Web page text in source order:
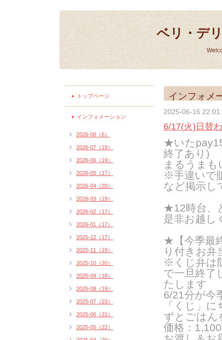
ベリ・デ
インフォメ
2025-06-16
6/17(火)日替
★いた
終了あり)
まるうまも
※手違いで
など掲示し
★12時台、
是非お越し
★【今季最
り付きお弁
※くじ弁は
で一旦終了
たします
6/21分が今
「くじ」
ずとごはん
価格：
トップページ
インフォメーション
2026-08（6）
2026-07（19）
2026-06（19）
2026-05（17）
2026-04（20）
2026-03（19）
2026-02（17）
2026-01（17）
2025-12（17）
2025-11（19）
2025-10（20）
2025-09（18）
2025-08（19）
2025-07（23）
2025-06（21）
2025-05（22）